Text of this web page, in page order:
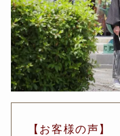
【お客様の声】